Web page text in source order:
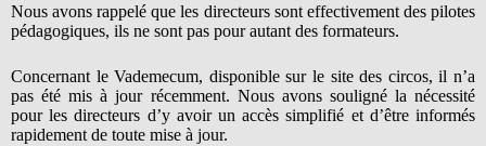
Nous avons rappelé que les directeurs sont effectivement des pilotes
pédagogiques, ils ne sont pas pour autant des formateurs.
Concernant le Vademecum, disponible sur le site des circos, il n’a
pas été mis à jour récemment. Nous avons souligné la nécessité
pour les directeurs d’y avoir un accès simplifié et d’être informés
rapidement de toute mise à jour.